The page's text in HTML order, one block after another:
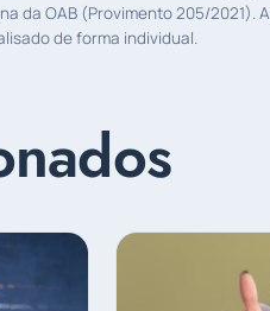
da OAB (Provimento 205/2021).
de forma individual.